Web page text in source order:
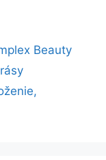
Beauty